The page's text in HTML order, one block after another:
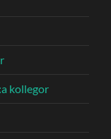
kollegor